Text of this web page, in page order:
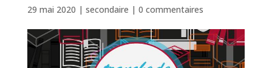
29 mai 2020 | secondaire | 0 commentaires